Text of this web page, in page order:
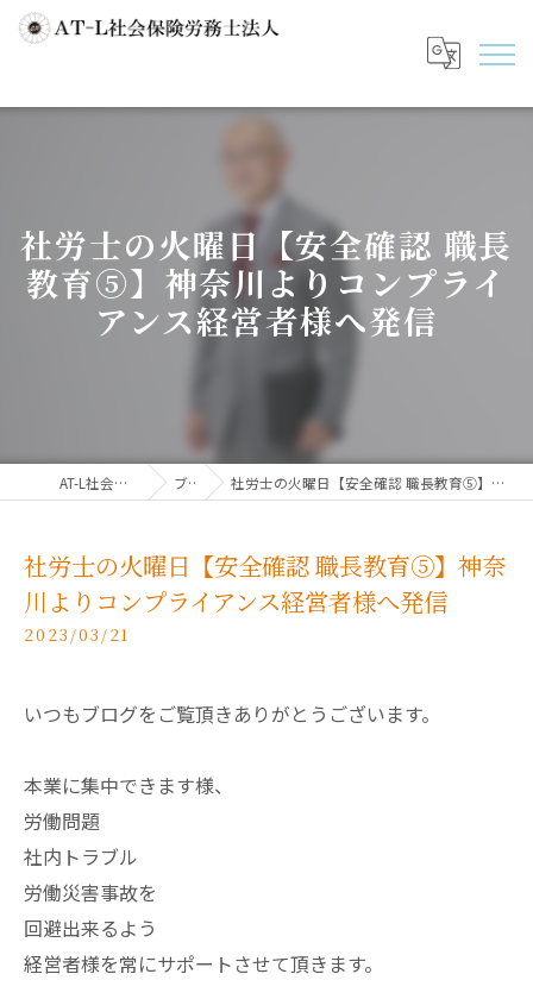
社労士の火曜日【安全確認 職長
教育⑤】神奈川よりコンプライ
アンス経営者様へ発信
AT-L社会保険労務士法人 ブログ 社労士の火曜日【安全確認 職長教育⑤】神奈川よりコンプライアンス経営者様へ発信
社労士の火曜日【安全確認 職長教育⑤】神奈
川よりコンプライアンス経営者様へ発信
2023/03/21
いつもブログをご覧頂きありがとうございます。
本業に集中できます様、
労働問題
社内トラブル
労働災害事故を
回避出来るよう
経営者様を常にサポートさせて頂きます。